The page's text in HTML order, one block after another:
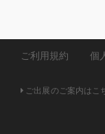
ご利用規約 個
ご出展のご案内はこ